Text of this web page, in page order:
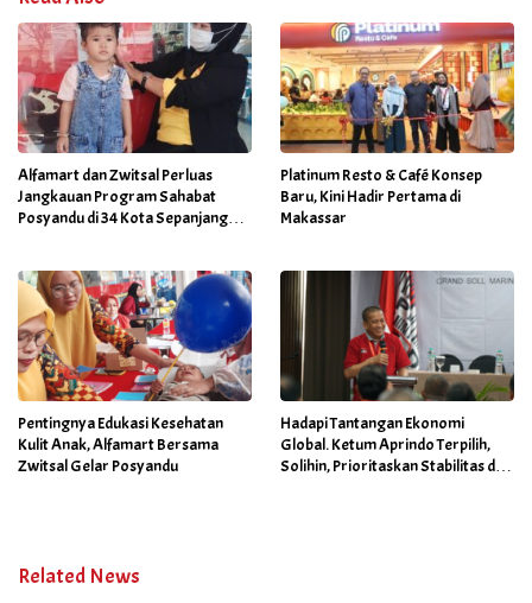
Alfamart dan Zwitsal Perluas
Jangkauan Program Sahabat
Posyandu di 34 Kota Sepanjang
Platinum Resto & Café Konsep
Baru, Kini Hadir Pertama di
Makassar
Pentingnya Edukasi Kesehatan
Kulit Anak, Alfamart Bersama
Zwitsal Gelar Posyandu
Hadapi Tantangan Ekonomi
Global. Ketum Aprindo Terpilih,
Solihin, Prioritaskan Stabilitas dan
Related News